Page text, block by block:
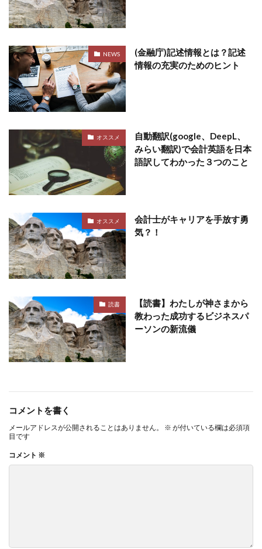
NEWS
(金融庁)記述情報とは？記述
情報の充実のためのヒント
オススメ
自動翻訳(google、DeepL、
みらい翻訳)で会計英語を日本
語訳してわかった３つのこと
オススメ
会計士がキャリアを手放す勇
気？！
読書
【読書】わたしが神さまから
教わった成功するビジネスパ
ーソンの新流儀
コメントを書く
メールアドレスが公開されることはありません。 ※ が付いている欄は必須項
目です
コメント ※